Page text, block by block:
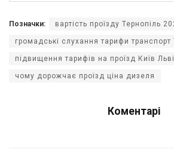
Позначки: вартість проїзду Тернопіль
громадські слухання тарифи транспорт
підвищення тарифів на проїзд Київ
чому дорожчає проїзд ціна дизеля
Коментарі